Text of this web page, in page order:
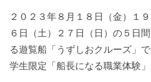
２０２３年８月１８日（金）１
６日（土）２７日（日）の５日
る遊覧船「うずしおクルーズ」
学生限定「船長になる職業体験」